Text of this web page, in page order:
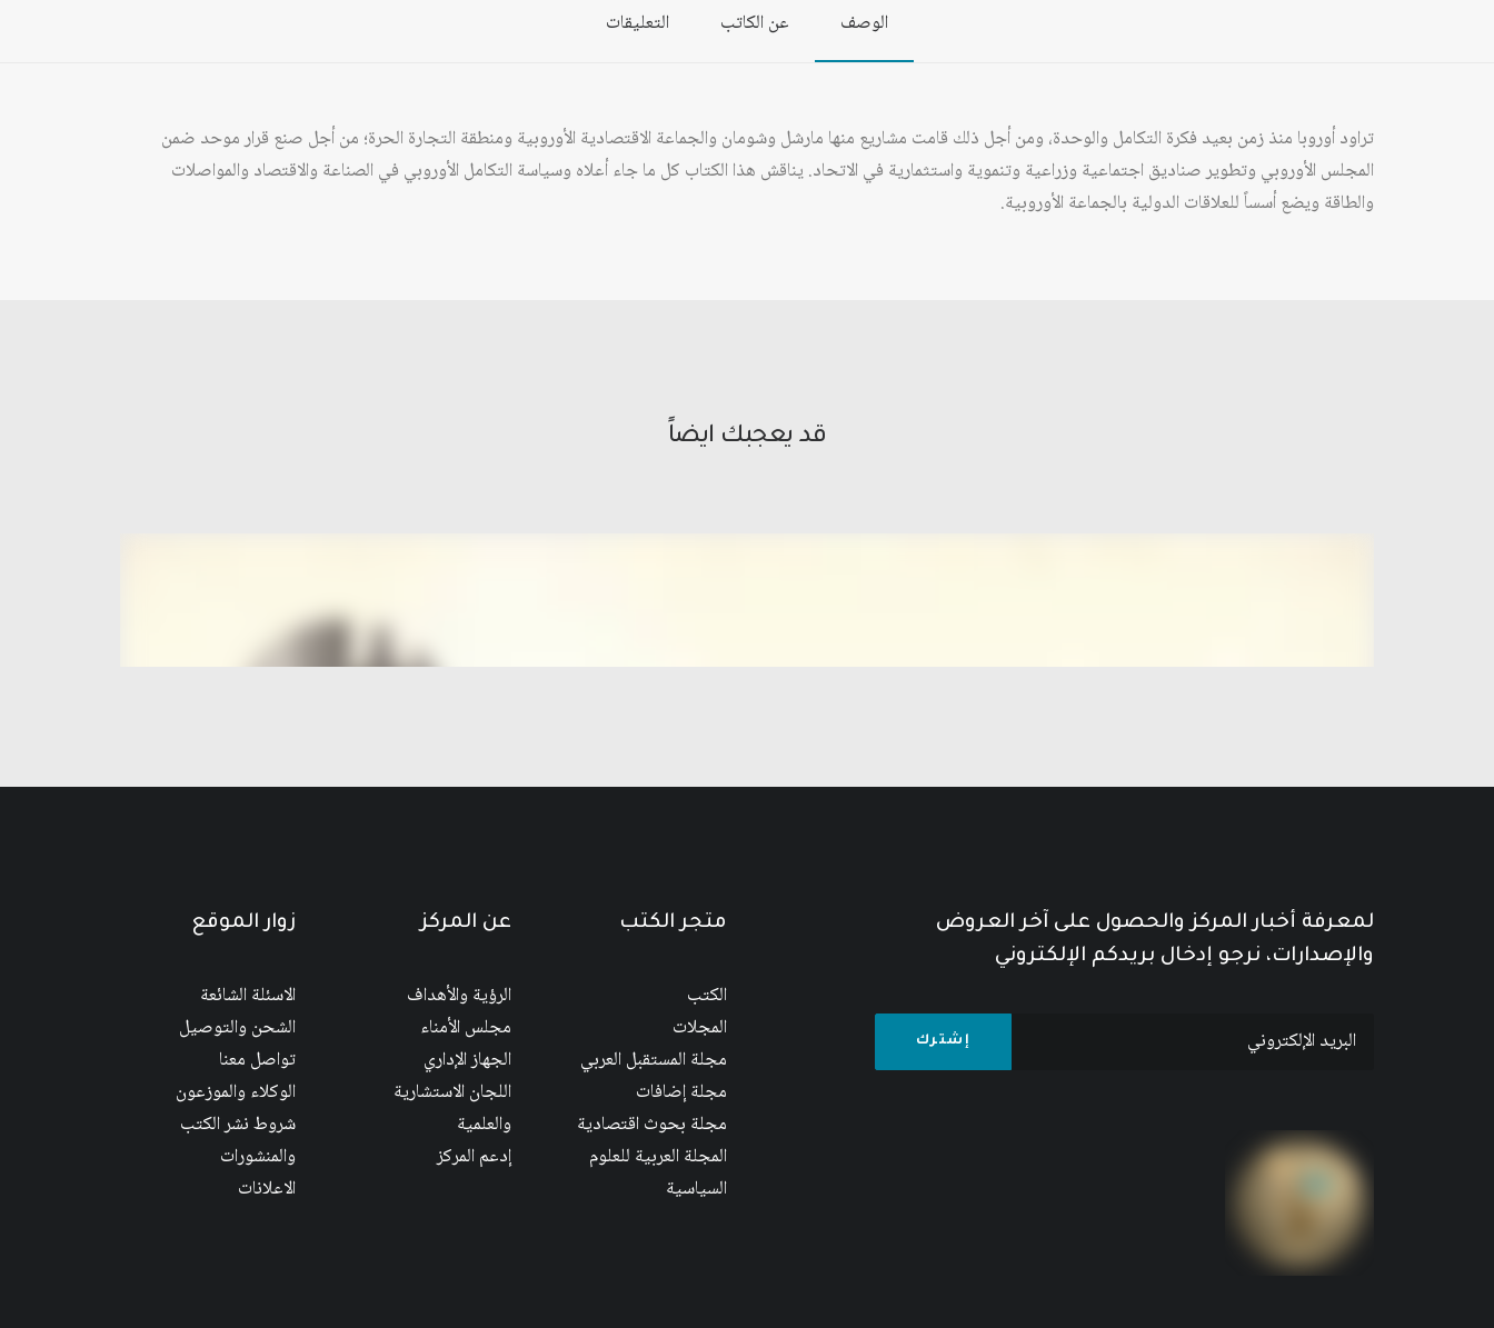
الوصف عن الكاتب التعليقات
تراود أوروبا منذ زمن بعيد فكرة التكامل والوحدة، ومن أجل ذلك قامت مشاريع منها مارشل وشومان والجماعة الاقتصادية الأوروبية ومنطقة التجارة الحرة؛ من أجل صنع قرار موحد ضمن
المجلس الأوروبي وتطوير صناديق اجتماعية وزراعية وتنموية واستثمارية في الاتحاد. يناقش هذا الكتاب كل ما جاء أعلاه وسياسة التكامل الأوروبي في الصناعة والاقتصاد والمواصلات
والطاقة ويضع أسساً للعلاقات الدولية بالجماعة الأوروبية.
قد يعجبك ايضاً
لمعرفة أخبار المركز والحصول على آخر العروض
والإصدارات، نرجو إدخال بريدكم الإلكتروني
متجر الكتب
الكتب
المجلات
مجلة المستقبل العربي
مجلة إضافات
مجلة بحوث اقتصادية
المجلة العربية للعلوم
السياسية
عن المركز
الرؤية والأهداف
مجلس الأمناء
الجهاز الإداري
اللجان الاستشارية
والعلمية
إدعم المركز
زوار الموقع
الاسئلة الشائعة
الشحن والتوصيل
تواصل معنا
الوكلاء والموزعون
شروط نشر الكتب
والمنشورات
الاعلانات